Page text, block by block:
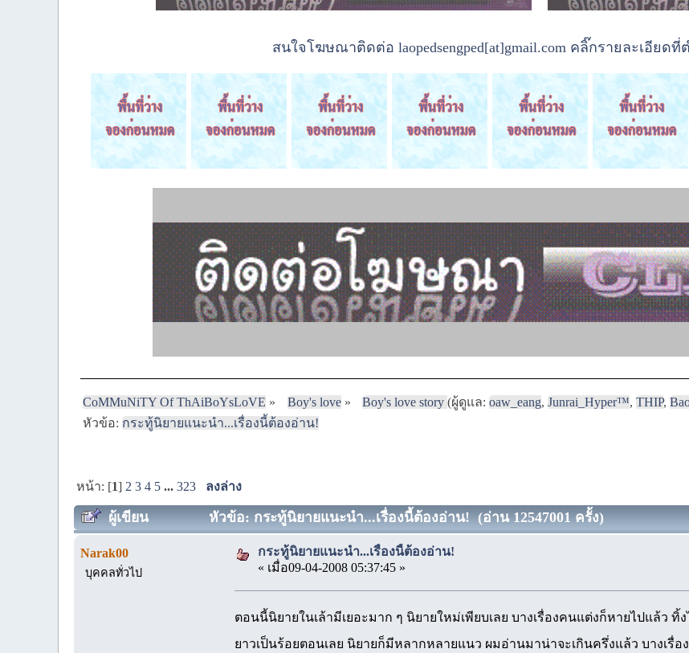
สนใจโฆษณาติดต่อ laopedsengped[at]gmail.com คลิ๊กรายละเอียด
CoMMuNiTY Of ThAiBoYsLoVE » Boy's love» Boy's love story (ผู้ดูแล: oaw_eang, Junrai_Hyper™, THIP,
หัวข้อ: กระทู้นิยายแนะนำ...เรื่องนี้ต้องอ่าน!
หน้า: [1] 2 3 4 5 ...323 ลงล่าง
ผู้เขียน หัวข้อ: กระทู้นิยายแนะนำ...เรื่องนี้ต้องอ่าน! (อ่าน 12547001 ครั้ง)
Narak00
บุคคลทั่วไป
กระทู้นิยายแนะนำ...เรื่องนี้ต้องอ่าน!
« เมื่อ09-04-2008 05:37:45 »
ตอนนี้นิยายในเล้ามีเยอะมาก ๆ นิยายใหม่เพียบเลย บางเรื่องคนแต่งก็หายไปแล้ว
ยาวเป็นร้อยตอนเลย นิยายก็มีหลากหลายแนว ผมอ่านมาน่าจะเกินครึ่งแล้ว บางเรื่